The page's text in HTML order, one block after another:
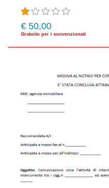
€ 50,00
Gratuito per i convenzionati